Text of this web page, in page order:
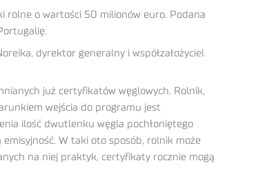
rolne o wartości 50 milionów euro. Podana
dyrektor generalny i współzałożyciel
już certyfikatów węglowych. Rolnik,
wejścia do programu jest
ilość dwutlenku węgla pochłoniętego
W taki oto sposób, rolnik może
na niej praktyk, certyfikaty rocznie mogą